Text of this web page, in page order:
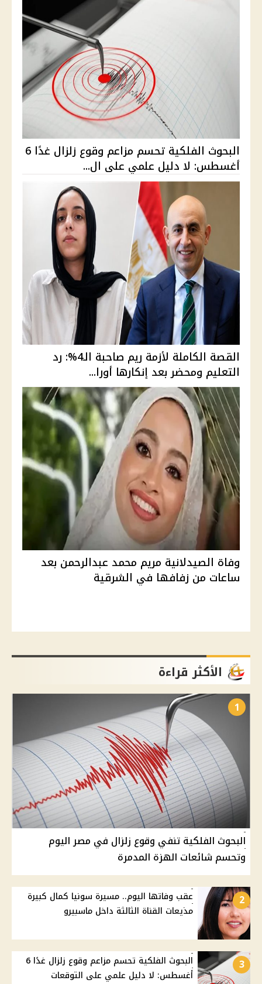
البحوث الفلكية تحسم مزاعم وقوع زلزال غدًا 6
أغسطس: لا دليل علمي على ال...
القصة الكاملة لأزمة ريم صاحبة الـ4%: رد
التعليم ومحضر بعد إنكارها أورا...
وفاة الصيدلانية مريم محمد عبدالرحمن بعد
ساعات من زفافها في الشرقية
الأكثر قراءة
1
البحوث الفلكية تنفي وقوع زلزال في مصر اليوم
وتحسم شائعات الهزة المدمرة
2
عقب وفاتها اليوم.. مسيرة سونيا كمال كبيرة
مذيعات القناة الثالثة داخل ماسبيرو
3
البحوث الفلكية تحسم مزاعم وقوع زلزال غدًا 6
أغسطس: لا دليل علمي على التوقعات